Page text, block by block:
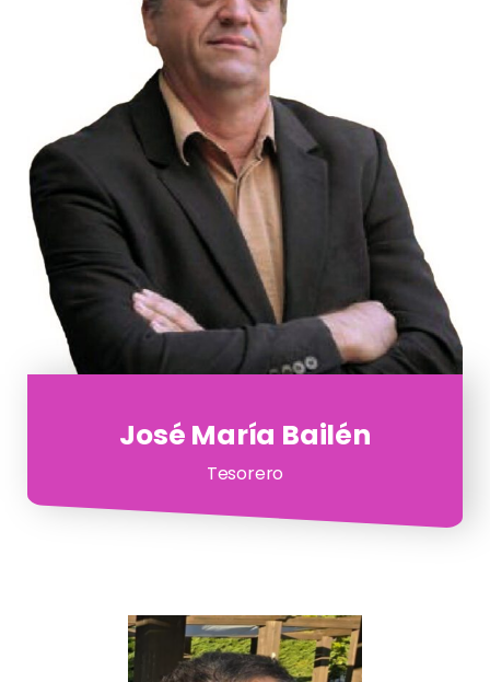
José María Bailén
Tesorero